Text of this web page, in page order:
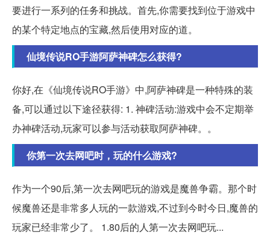
要进行一系列的任务和挑战。首先,你需要找到位于游戏中
的某个特定地点的宝藏,然后使用对应的道。
仙境传说RO手游阿萨神碑怎么获得?
你好,在《仙境传说RO手游》中,阿萨神碑是一种特殊的装
备,可以通过以下途径获得: 1. 神碑活动:游戏中会不定期举
办神碑活动,玩家可以参与活动获取阿萨神碑。。
你第一次去网吧时，玩的什么游戏?
作为一个90后,第一次去网吧玩的游戏是魔兽争霸。那个时
候魔兽还是非常多人玩的一款游戏,不过到今时今日,魔兽的
玩家已经非常少了。 1.80后的人第一次去网吧玩...